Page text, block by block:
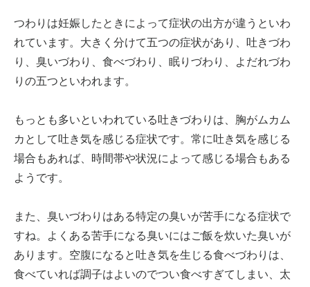
つわりは妊娠したときによって症状の出方が違うといわ
れています。大きく分けて五つの症状があり、吐きづわ
り、臭いづわり、食べづわり、眠りづわり、よだれづわ
りの五つといわれます。
もっとも多いといわれている吐きづわりは、胸がムカム
カとして吐き気を感じる症状です。常に吐き気を感じる
場合もあれば、時間帯や状況によって感じる場合もある
ようです。
また、臭いづわりはある特定の臭いが苦手になる症状で
すね。よくある苦手になる臭いにはご飯を炊いた臭いが
あります。空腹になると吐き気を生じる食べづわりは、
食べていれば調子はよいのでつい食べすぎてしまい、太